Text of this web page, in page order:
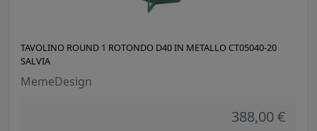
TAVOLINO ROUND 1 ROTONDO D40 IN METALLO CT05040-20
SALVIA
MemeDesign
388,00 €